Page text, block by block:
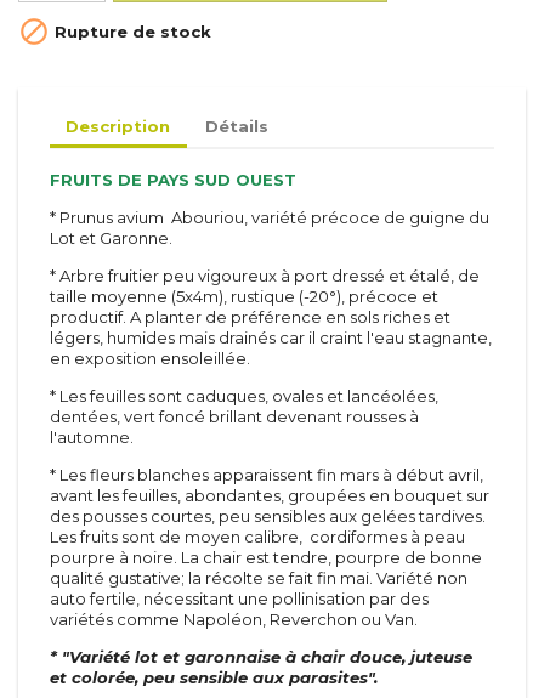
Arbustes
Méditerranéen
De printemps
A feuillage
De haie
Vivaces &
graminées
Vivaces
Graminées
Conifères
Conifères
Conifères de greffe
Inerte
Pots et tuteurs
Terreaux et engrais
Rosiers
Grimpants
Grosses fleurs
Polyanthas
Parfumés
Tiges
Paysagers
Arbustes à parfum
 Rupture de stock
Description Détails
FRUITS DE PAYS SUD OUEST
* Prunus avium Abouriou, variété précoce de guigne du
Lot et Garonne.
* Arbre fruitier peu vigoureux à port dressé et étalé, de
taille moyenne (5x4m), rustique (-20°), précoce et
productif. A planter de préférence en sols riches et
légers, humides mais drainés car il craint l'eau stagnante,
en exposition ensoleillée.
* Les feuilles sont caduques, ovales et lancéolées,
dentées, vert foncé brillant devenant rousses à
l'automne.
* Les fleurs blanches apparaissent fin mars à début avril,
avant les feuilles, abondantes, groupées en bouquet sur
des pousses courtes, peu sensibles aux gelées tardives.
Les fruits sont de moyen calibre, cordiformes à peau
pourpre à noire. La chair est tendre, pourpre de bonne
qualité gustative; la récolte se fait fin mai. Variété non
auto fertile, nécessitant une pollinisation par des
variétés comme Napoléon, Reverchon ou Van.
* "Variété lot et garonnaise à chair douce, juteuse
et colorée, peu sensible aux parasites".